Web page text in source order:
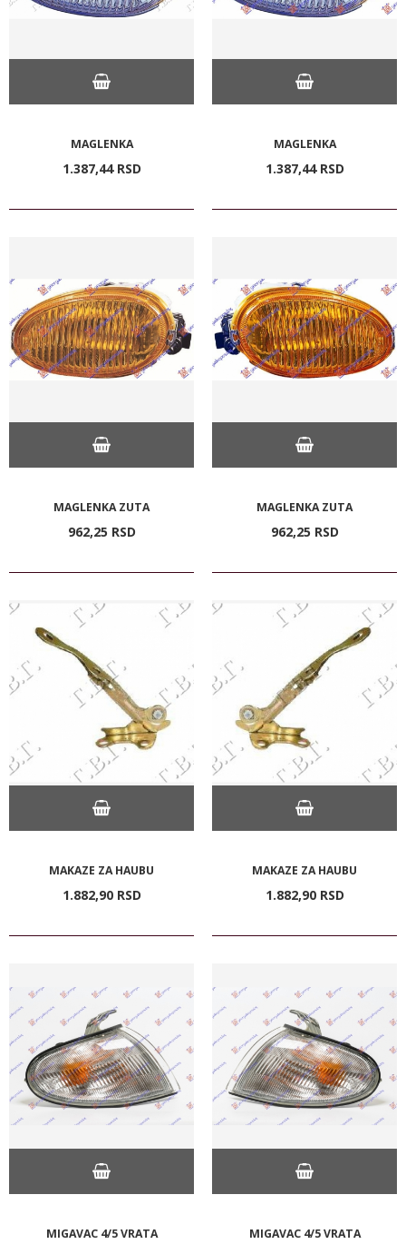
MAGLENKA
1.387,44 RSD
MAGLENKA
1.387,44 RSD
MAGLENKA ZUTA
962,25 RSD
MAGLENKA ZUTA
962,25 RSD
MAKAZE ZA HAUBU
1.882,90 RSD
MAKAZE ZA HAUBU
1.882,90 RSD
MIGAVAC 4/5 VRATA MIGAVAC 4/5 VRATA